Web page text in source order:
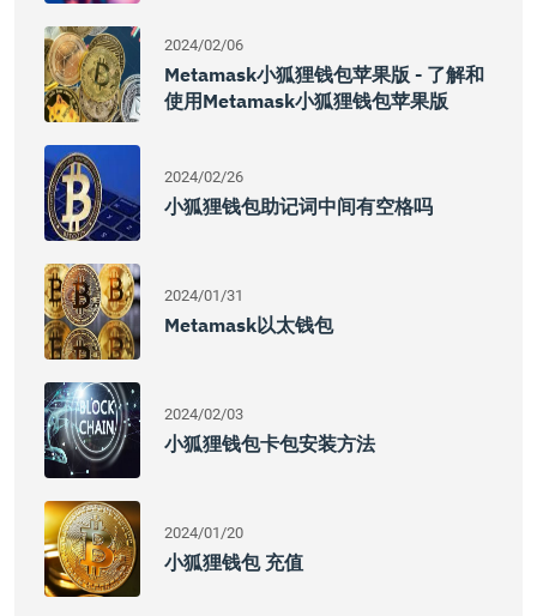
2024/02/06
Metamask小狐狸钱包苹果版 - 了解和
使用Metamask小狐狸钱包苹果版
2024/02/26
小狐狸钱包助记词中间有空格吗
2024/01/31
Metamask以太钱包
2024/02/03
小狐狸钱包卡包安装方法
2024/01/20
小狐狸钱包 充值